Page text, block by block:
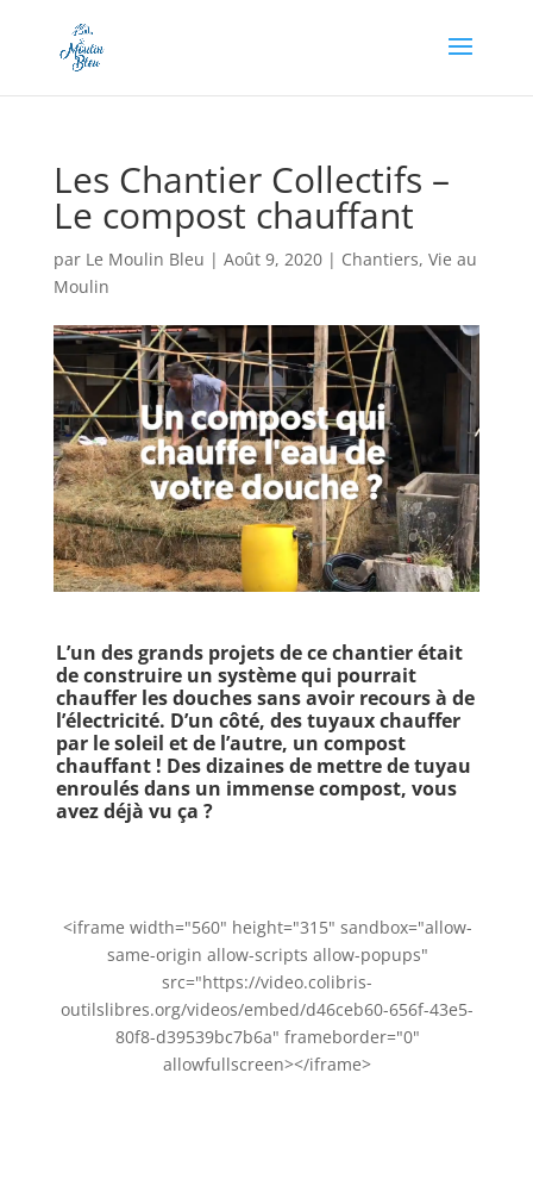
Les Chantier Collectifs –
Le compost chauffant
par Le Moulin Bleu | Août 9, 2020| Chantiers, Vie au
Moulin
L’un des grands projets de ce chantier était
de construire un système qui pourrait
chauffer les douches sans avoir recours à de
l’électricité. D’un côté, des tuyaux chauffer
par le soleil et de l’autre, un compost
chauffant ! Des dizaines de mettre de tuyau
enroulés dans un immense compost, vous
avez déjà vu ça ?
<iframe width="560" height="315" sandbox="allow-
same-origin allow-scripts allow-popups"
src="https://video.colibris-
outilslibres.org/videos/embed/d46ceb60-656f-43e5-
80f8-d39539bc7b6a" frameborder="0"
allowfullscreen></iframe>
Appel à dons en cours, soutenez-nous en cliquant